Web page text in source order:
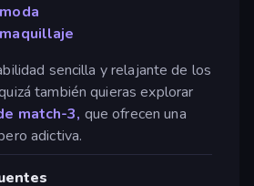
sencilla y relajante de los
también quieras explorar
match-3, que ofrecen una
adictiva.